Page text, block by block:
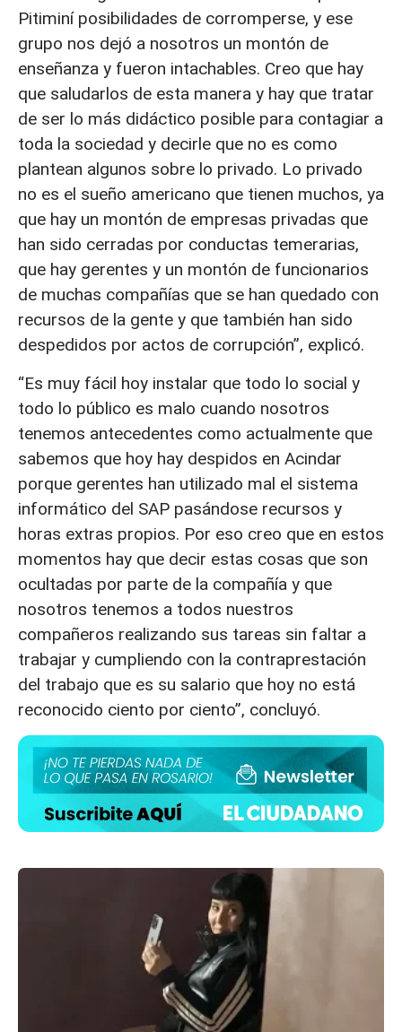
Pitiminí posibilidades de corromperse, y ese
grupo nos dejó a nosotros un montón de
enseñanza y fueron intachables. Creo que hay
que saludarlos de esta manera y hay que tratar
de ser lo más didáctico posible para contagiar a
toda la sociedad y decirle que no es como
plantean algunos sobre lo privado. Lo privado
no es el sueño americano que tienen muchos, ya
que hay un montón de empresas privadas que
han sido cerradas por conductas temerarias,
que hay gerentes y un montón de funcionarios
de muchas compañías que se han quedado con
recursos de la gente y que también han sido
despedidos por actos de corrupción”, explicó.
“Es muy fácil hoy instalar que todo lo social y
todo lo público es malo cuando nosotros
tenemos antecedentes como actualmente que
sabemos que hoy hay despidos en Acindar
porque gerentes han utilizado mal el sistema
informático del SAP pasándose recursos y
horas extras propios. Por eso creo que en estos
momentos hay que decir estas cosas que son
ocultadas por parte de la compañía y que
nosotros tenemos a todos nuestros
compañeros realizando sus tareas sin faltar a
trabajar y cumpliendo con la contraprestación
del trabajo que es su salario que hoy no está
reconocido ciento por ciento”, concluyó.